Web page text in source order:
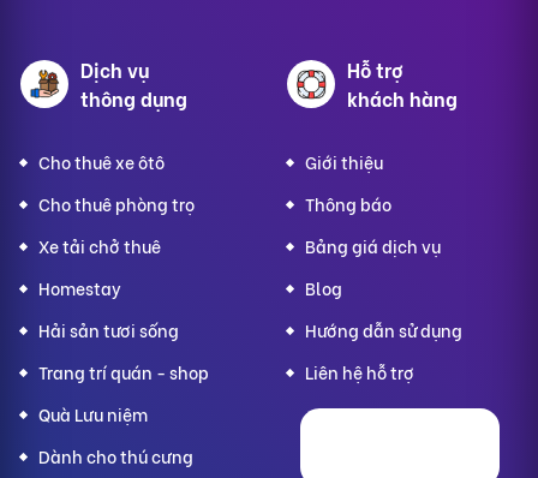
Dịch vụ
thông dụng
Cho thuê xe ôtô
Cho thuê phòng trọ
Xe tải chở thuê
Homestay
Hải sản tươi sống
Trang trí quán - shop
Quà Lưu niệm
Dành cho thú cưng
Hỗ trợ
khách hàng
Giới thiệu
Thông báo
Bảng giá dịch vụ
Blog
Hướng dẫn sử dụng
Liên hệ hỗ trợ